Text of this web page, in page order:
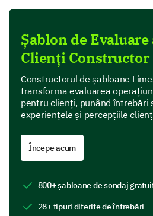
Please rate the following
(Excellent).
Speed of Response
Solution Provided
Politeness of Representative
Overall Satisfaction
What did you like about the
Șablon de
Clienți Constructor
Constructorul de șabloane
transforma evaluarea
pentru clienți, punând întrebări
experiențele și percepțiile
Începe acum
800+ șabloane de sondaj
28+ tipuri diferite de întrebări